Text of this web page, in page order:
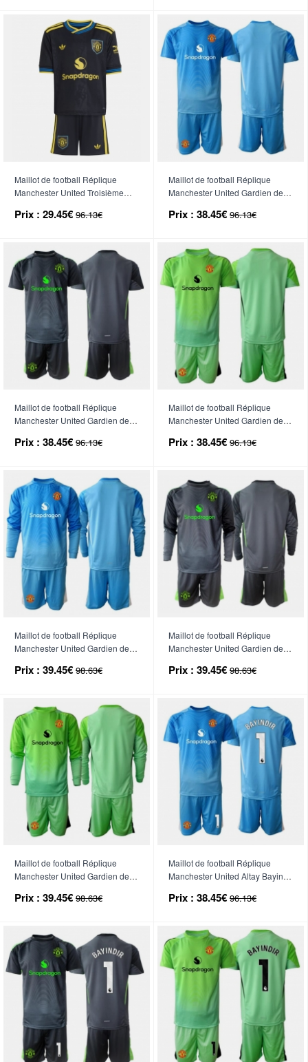
Maillot de football Réplique
Manchester United Troisième
(+ Pantalon court)
Prix : 29.45€ 96.13€
Maillot de football Réplique
Manchester United Gardien de
Manche Courte (+ Pantalon
Prix : 38.45€ 96.13€
Maillot de football Réplique
Manchester United Gardien de
Manche Courte (+ Pantalon
Prix : 38.45€ 96.13€
Maillot de football Réplique
Manchester United Gardien de
Manche Courte (+ Pantalon
Prix : 38.45€ 96.13€
Maillot de football Réplique
Manchester United Gardien de
Manche Longue (+ Pantalon
Prix : 39.45€ 98.63€
Maillot de football Réplique
Manchester United Gardien de
Manche Longue (+ Pantalon
Prix : 39.45€ 98.63€
Maillot de football Réplique
Manchester United Gardien de
Manche Longue (+ Pantalon
Prix : 39.45€ 98.63€
Maillot de football Réplique
Manchester United Altay Bayindir
Enfant 2025-26 Manche Courte
Prix : 38.45€ 96.13€